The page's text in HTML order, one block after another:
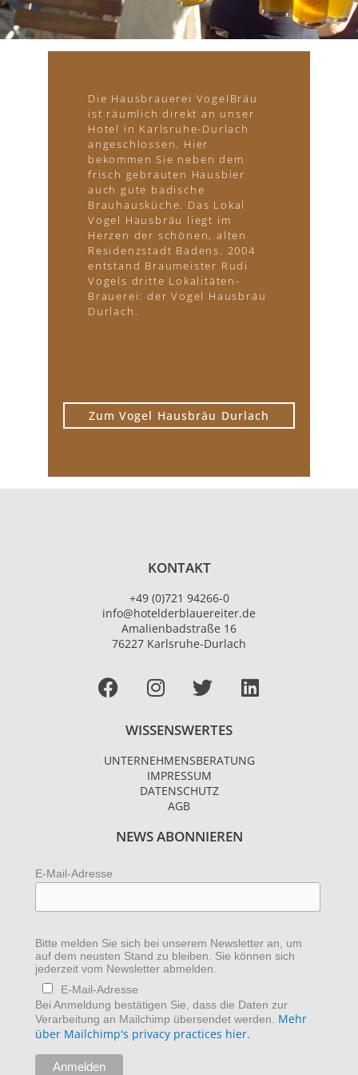
Die Hausbrauerei VogelBräu
ist räumlich direkt an unser
Hotel in Karlsruhe-Durlach
angeschlossen. Hier
bekommen Sie neben dem
frisch gebrauten Hausbier
auch gute badische
Brauhausküche. Das Lokal
Vogel Hausbräu liegt im
Herzen der schönen, alten
Residenzstadt Badens. 2004
entstand Braumeister Rudi
Vogels dritte Lokalitäten-
Brauerei: der Vogel Hausbräu
Durlach.
Zum Vogel Hausbräu Durlach
KONTAKT
+49 (0)721 94266-0
info@hotelderblauereiter.de
Amalienbadstraße 16
76227 Karlsruhe-Durlach
Facebook
I
n
t
a
g
r
m
T
w
t
t
e
r
L
i
e
WISSENSWERTES
UNTERNEHMENSBERATUNG
IMPRESSUM
DATENSCHUTZ
AGB
NEWS ABONNIEREN
E-Mail-Adresse
Bitte melden Sie sich bei unserem Newsletter an, um
auf dem neusten Stand zu bleiben. Sie können sich
jederzeit vom Newsletter abmelden.
E-Mail-Adresse
Bei Anmeldung bestätigen Sie, dass die Daten zur
Verarbeitung an Mailchimp übersendet werden. Mehr
über Mailchimp's privacy practices hier.